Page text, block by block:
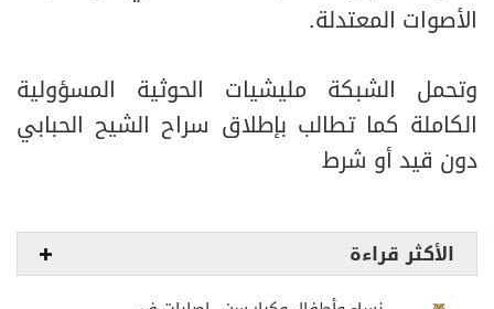
الأصوات المعتدلة.
وتحمل الشبكة مليشيات الحوثية المسؤولية
الكاملة كما تطالب بإطلاق سراح الشيح الحبابي
دون قيد أو شرط
الأكثر قراءة